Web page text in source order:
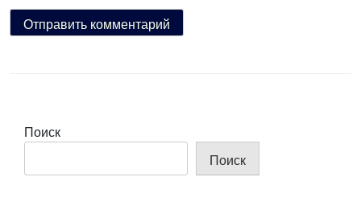
Поиск
Поиск